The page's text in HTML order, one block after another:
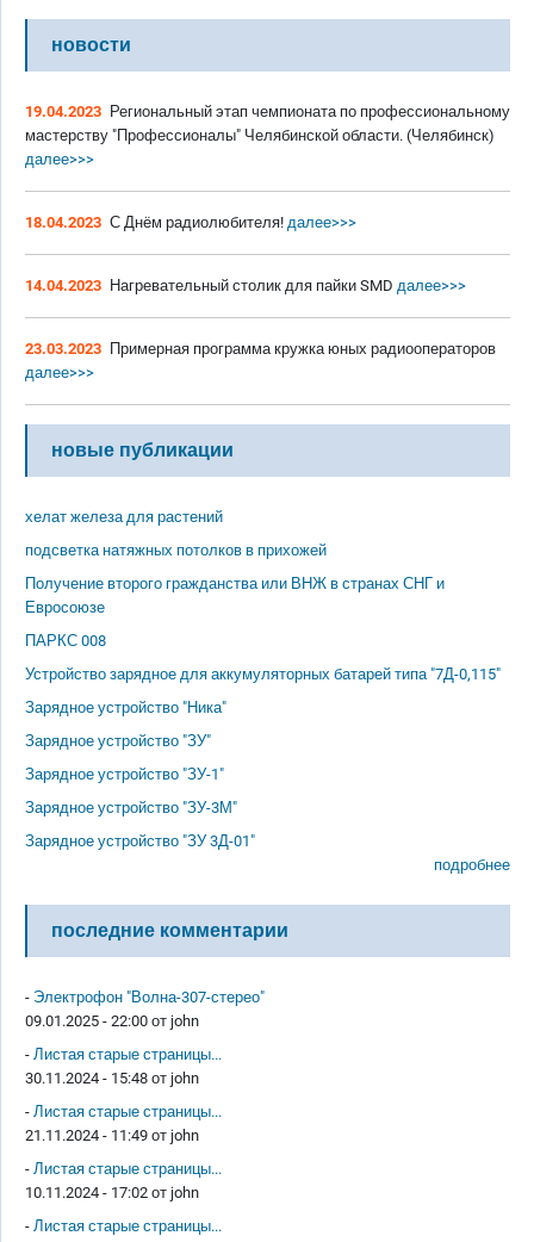
новости
19.04.2023 Региональный этап чемпионата по профессиональному
мастерству "Профессионалы" Челябинской области. (Челябинск)
далее>>>
18.04.2023 С Днём радиолюбителя! далее>>>
14.04.2023 Нагревательный столик для пайки SMD далее>>>
23.03.2023 Примерная программа кружка юных радиооператоров
далее>>>
новые публикации
хелат железа для растений
подсветка натяжных потолков в прихожей
Получение второго гражданства или ВНЖ в странах СНГ и
Евросоюзе
ПАРКС 008
Устройство зарядное для аккумуляторных батарей типа "7Д-0,115"
Зарядное устройство "Ника"
Зарядное устройство "ЗУ"
Зарядное устройство "ЗУ-1"
Зарядное устройство "ЗУ-3М"
Зарядное устройство "ЗУ 3Д-01"
подробнее
последние комментарии
- Электрофон "Волна-307-стерео"
09.01.2025 - 22:00 от john
- Листая старые страницы...
30.11.2024 - 15:48 от john
- Листая старые страницы...
21.11.2024 - 11:49 от john
- Листая старые страницы...
10.11.2024 - 17:02 от john
- Листая старые страницы...